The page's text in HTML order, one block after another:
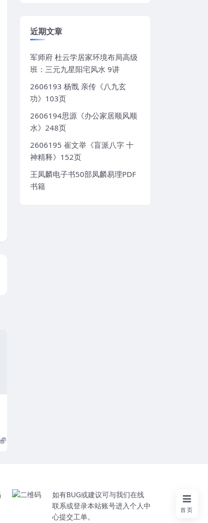
近期文章
军师府 杜云学居家环境布局高级
班：三元九星阳宅风水 9讲
2606193 杨戬 亲传《八九玄
功》103页
2606194思源《办公家居顺风顺
水》248页
2606195 崔文举《盲派八字 十
神精释》152页
王凤麟电子书50部凤麟易理PDF
书籍
如有BUG或建议可与我们在线
联系或登录本站账号进入个人中
心提交工单。
首页